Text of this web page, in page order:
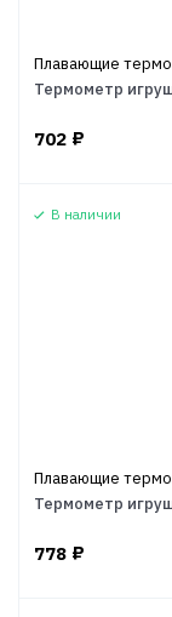
Плавающие
Термометр
702 ₽
В наличии
Плавающие
Термометр
778 ₽